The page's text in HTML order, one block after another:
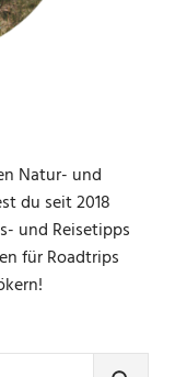
Natur- und
du seit 2018
und Reisetipps
für Roadtrips